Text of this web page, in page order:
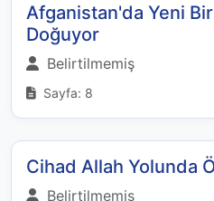
Afganistan'da Yeni
Doğuyor
Belirtilmemiş
Sayfa: 8
Cihad Allah Yolunda
Belirtilmemiş